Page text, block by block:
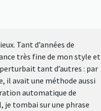
Tant d’années de
très fine de mon style et
tant d’autres : par
il avait une méthode aussi
automatique de
tombai sur une phrase